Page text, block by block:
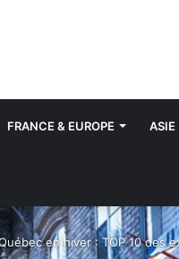
FRANCE & EUROPE ASIE
en hiver : TOP 10 des